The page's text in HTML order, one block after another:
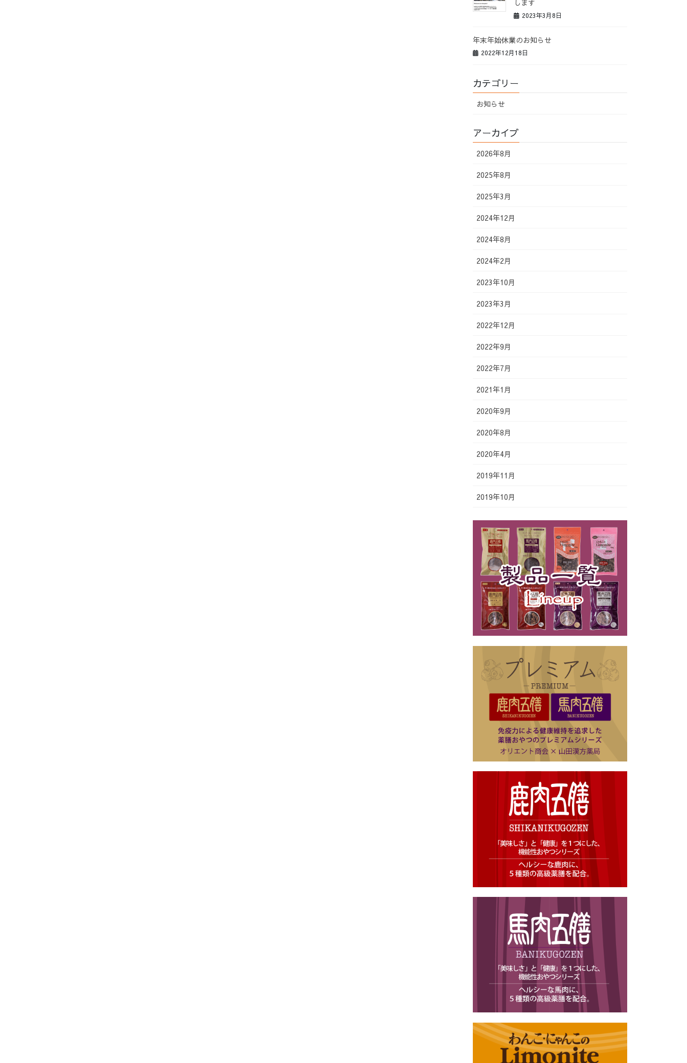
します
2023年3月8日
年末年始休業のお知らせ
2022年12月18日
カテゴリー
お知らせ
アーカイブ
2026年8月
2025年8月
2025年3月
2024年12月
2024年8月
2024年2月
2023年10月
2023年3月
2022年12月
2022年9月
2022年7月
2021年1月
2020年9月
2020年8月
2020年4月
2019年11月
2019年10月